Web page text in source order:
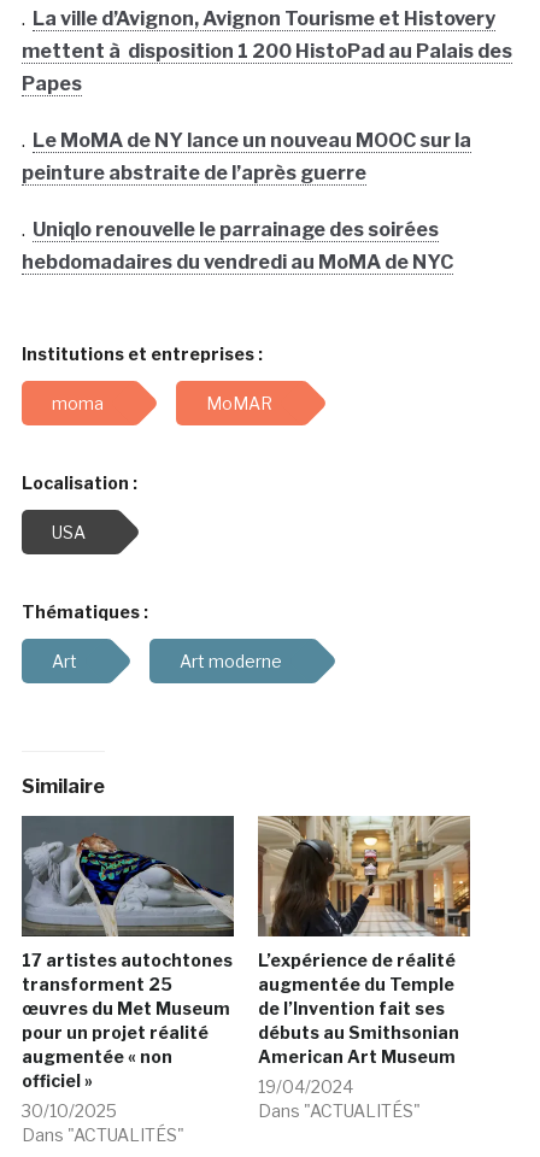
. La ville d’Avignon, Avignon Tourisme et Histovery
mettent à disposition 1 200 HistoPad au Palais des
Papes
. Le MoMA de NY lance un nouveau MOOC sur la
peinture abstraite de l’après guerre
. Uniqlo renouvelle le parrainage des soirées
hebdomadaires du vendredi au MoMA de NYC
Institutions et entreprises :
moma MoMAR
Localisation :
USA
Thématiques :
Art Art moderne
Similaire
17 artistes autochtones
transforment 25
œuvres du Met Museum
pour un projet réalité
augmentée « non
officiel »
30/10/2025
Dans "ACTUALITÉS"
L’expérience de réalité
augmentée du Temple
de l’Invention fait ses
débuts au Smithsonian
American Art Museum
19/04/2024
Dans "ACTUALITÉS"